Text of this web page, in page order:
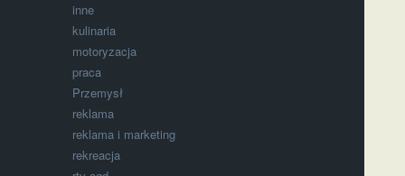
inne
kulinaria
motoryzacja
praca
Przemysł
reklama
reklama i marketing
rekreacja